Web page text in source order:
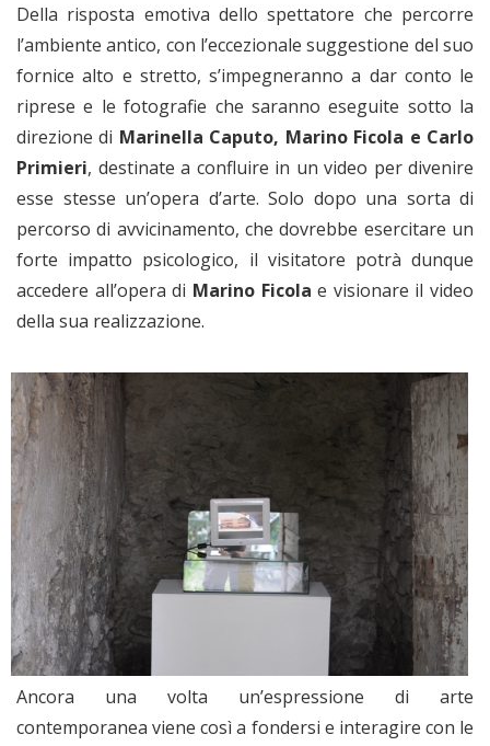
Della risposta emotiva dello spettatore che percorre
l’ambiente antico, con l’eccezionale suggestione del suo
fornice alto e stretto, s’impegneranno a dar conto le
riprese e le fotografie che saranno eseguite sotto la
direzione di Marinella Caputo, Marino Ficola e Carlo
Primieri, destinate a confluire in un video per divenire
esse stesse un’opera d’arte. Solo dopo una sorta di
percorso di avvicinamento, che dovrebbe esercitare un
forte impatto psicologico, il visitatore potrà dunque
accedere all’opera di Marino Ficola e visionare il video
della sua realizzazione.
Ancora una volta un’espressione di arte
contemporanea viene così a fondersi e interagire con le